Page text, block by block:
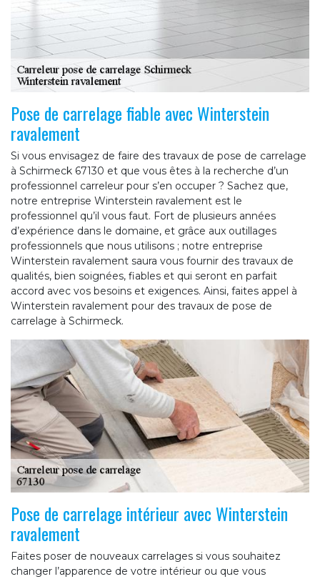
Pose de carrelage fiable avec Winterstein
ravalement
Si vous envisagez de faire des travaux de pose de carrelage
à Schirmeck 67130 et que vous êtes à la recherche d’un
professionnel carreleur pour s’en occuper ? Sachez que,
notre entreprise Winterstein ravalement est le
professionnel qu’il vous faut. Fort de plusieurs années
d’expérience dans le domaine, et grâce aux outillages
professionnels que nous utilisons ; notre entreprise
Winterstein ravalement saura vous fournir des travaux de
qualités, bien soignées, fiables et qui seront en parfait
accord avec vos besoins et exigences. Ainsi, faites appel à
Winterstein ravalement pour des travaux de pose de
carrelage à Schirmeck.
Pose de carrelage intérieur avec Winterstein
ravalement
Faites poser de nouveaux carrelages si vous souhaitez
changer l’apparence de votre intérieur ou que vous